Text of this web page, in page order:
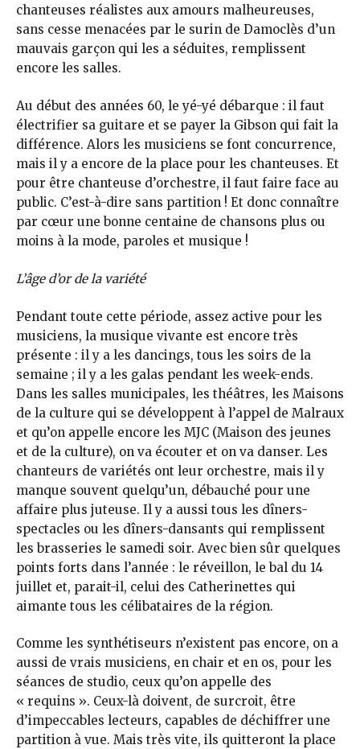
chanteuses réalistes aux amours malheureuses,
sans cesse menacées par le surin de Damoclès d’un
mauvais garçon qui les a séduites, remplissent
encore les salles.
Au début des années 60, le yé-yé débarque : il faut
électrifier sa guitare et se payer la Gibson qui fait la
différence. Alors les musiciens se font concurrence,
mais il y a encore de la place pour les chanteuses. Et
pour être chanteuse d’orchestre, il faut faire face au
public. C’est-à-dire sans partition ! Et donc connaître
par cœur une bonne centaine de chansons plus ou
moins à la mode, paroles et musique !
L’âge d’or de la variété
Pendant toute cette période, assez active pour les
musiciens, la musique vivante est encore très
présente : il y a les dancings, tous les soirs de la
semaine ; il y a les galas pendant les week-ends.
Dans les salles municipales, les théâtres, les Maisons
de la culture qui se développent à l’appel de Malraux
et qu’on appelle encore les MJC (Maison des jeunes
et de la culture), on va écouter et on va danser. Les
chanteurs de variétés ont leur orchestre, mais il y
manque souvent quelqu’un, débauché pour une
affaire plus juteuse. Il y a aussi tous les dîners-
spectacles ou les dîners-dansants qui remplissent
les brasseries le samedi soir. Avec bien sûr quelques
points forts dans l’année : le réveillon, le bal du 14
juillet et, parait-il, celui des Catherinettes qui
aimante tous les célibataires de la région.
Comme les synthétiseurs n’existent pas encore, on a
aussi de vrais musiciens, en chair et en os, pour les
séances de studio, ceux qu’on appelle des
« requins ». Ceux-là doivent, de surcroit, être
d’impeccables lecteurs, capables de déchiffrer une
partition à vue. Mais très vite, ils quitteront la place